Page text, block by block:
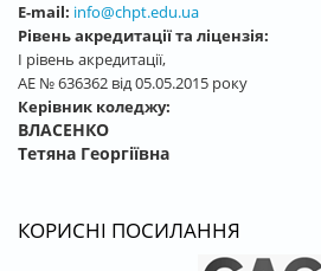
E-mail: info@chpt.edu.ua
Рівень акредитації та ліцензія:
І рівень акредитації,
АЕ № 636362 від 05.05.2015 року
Керівник коледжу:
ВЛАСЕНКО
Тетяна Георгіївна
КОРИСНІ ПОСИЛАННЯ